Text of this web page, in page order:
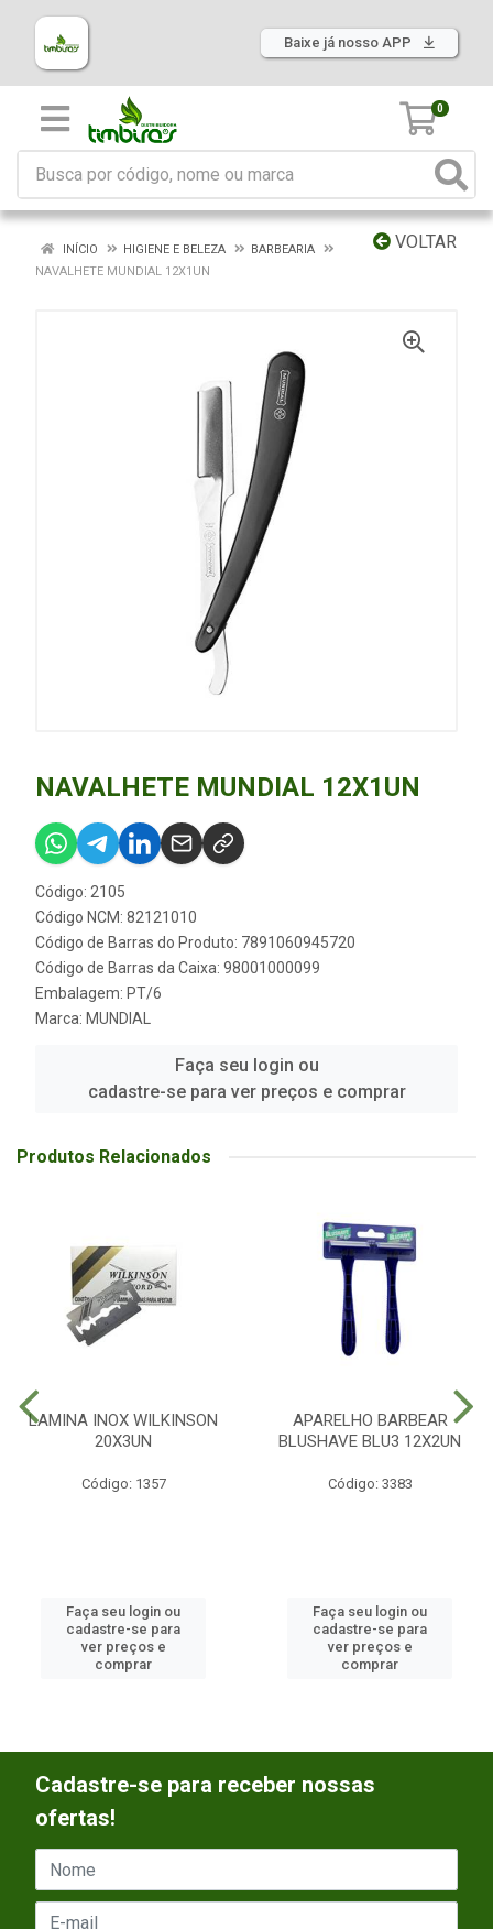
Baixe já nosso APP
0
VOLTAR
INÍCIO HIGIENE E BELEZA
BARBEARIA
NAVALHETE MUNDIAL 12X1UN
NAVALHETE MUNDIAL 12X1UN
Código: 2105
Código NCM: 82121010
Código de Barras do Produto: 7891060945720
Código de Barras da Caixa: 98001000099
Embalagem: PT/6
Marca: MUNDIAL
Faça seu login ou
cadastre-se para ver preços e comprar
Produtos Relacionados
LAMINA INOX WILKINSON
20X3UN
Código: 1357
Faça seu login ou
cadastre-se para
ver preços e
comprar
APARELHO BARBEAR
BLUSHAVE BLU3 12X2UN
Código: 3383
Faça seu login ou
cadastre-se para
ver preços e
comprar
Cadastre-se para receber nossas
ofertas!